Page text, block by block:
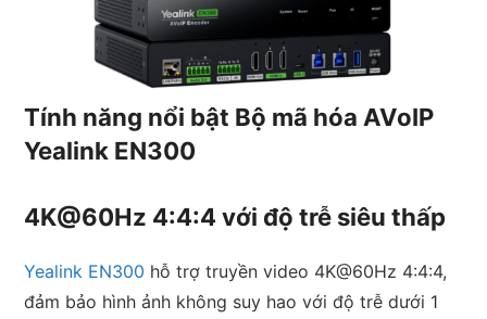
Tính năng nổi bật Bộ mã hóa AVoIP
Yealink EN300
4K@60Hz 4:4:4 với độ trễ siêu thấp
Yealink EN300 hỗ trợ truyền video 4K@60Hz 4:4:4,
đảm bảo hình ảnh không suy hao với độ trễ dưới 1